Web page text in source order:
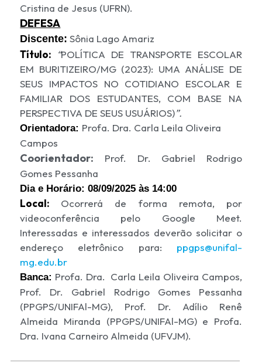
Cristina de Jesus (UFRN).
DEFESA
Discente: Sônia Lago Amariz
Título:
“POLÍTICA DE TRANSPORTE ESCOLAR
EM BURITIZEIRO/MG (2023): UMA ANÁLISE DE
SEUS IMPACTOS NO COTIDIANO ESCOLAR E
FAMILIAR DOS ESTUDANTES, COM BASE NA
PERSPECTIVA DE SEUS USUÁRIOS)”.
Orientadora: Profa. Dra. Carla Leila Oliveira
Campos
Coorientador: Prof. Dr. Gabriel Rodrigo
Gomes Pessanha
Dia e Horário: 08/09/2025 às 14:00
Local:
Ocorrerá de forma remota, por
videoconferência pelo Google Meet.
Interessadas e interessados deverão solicitar o
endereço eletrônico para: ppgps@unifal-
mg.edu.br
Banca: Profa. Dra. Carla Leila Oliveira Campos,
Prof. Dr. Gabriel Rodrigo Gomes Pessanha
(PPGPS/UNIFAl-MG), Prof. Dr. Adílio Renê
Almeida Miranda (PPGPS/UNIFAl-MG) e Profa.
Dra. Ivana Carneiro Almeida (UFVJM).